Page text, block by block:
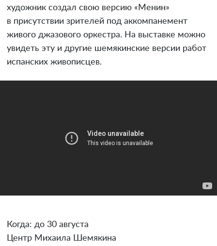
художник создал свою версию «Менин»
в присутствии зрителей под аккомпанемент
живого джазового оркестра. На выставке можно
увидеть эту и другие шемякинские версии работ
испанских живописцев.
Когда: до 30 августа
Центр Михаила Шемякина